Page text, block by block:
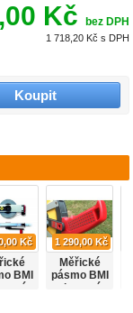
Kč bez DPH
1 718,20 Kč s DPH
Kč
BMI
1 290,00 Kč
Měřické
pásmo BMI
plastové